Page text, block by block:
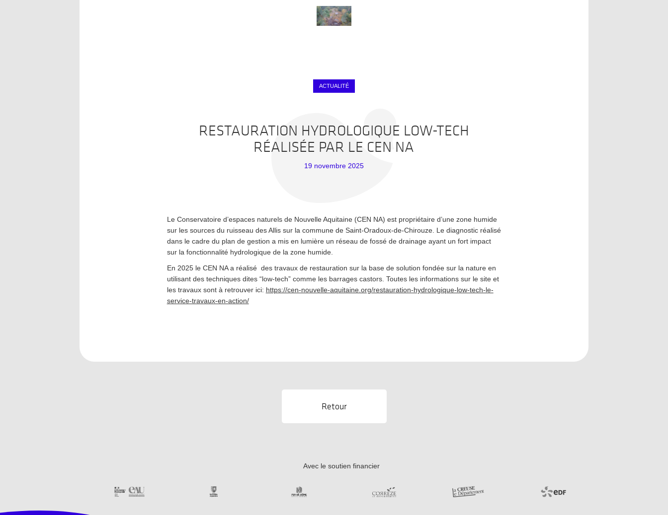
ACTUALITÉ
RESTAURATION HYDROLOGIQUE LOW-TECH
RÉALISÉE PAR LE CEN NA
19 novembre 2025
Le Conservatoire d’espaces naturels de Nouvelle Aquitaine (CEN NA) est propriétaire d’une zone humide
sur les sources du ruisseau des Allis sur la commune de Saint-Oradoux-de-Chirouze. Le diagnostic réalisé
dans le cadre du plan de gestion a mis en lumière un réseau de fossé de drainage ayant un fort impact
sur la fonctionnalité hydrologique de la zone humide.
En 2025 le CEN NA a réalisé des travaux de restauration sur la base de solution fondée sur la nature en
utilisant des techniques dites “low-tech” comme les barrages castors. Toutes les informations sur le site et
les travaux sont à retrouver ici: https://cen-nouvelle-aquitaine.org/restauration-hydrologique-low-tech-le-
service-travaux-en-action/
Retour
Avec le soutien financier